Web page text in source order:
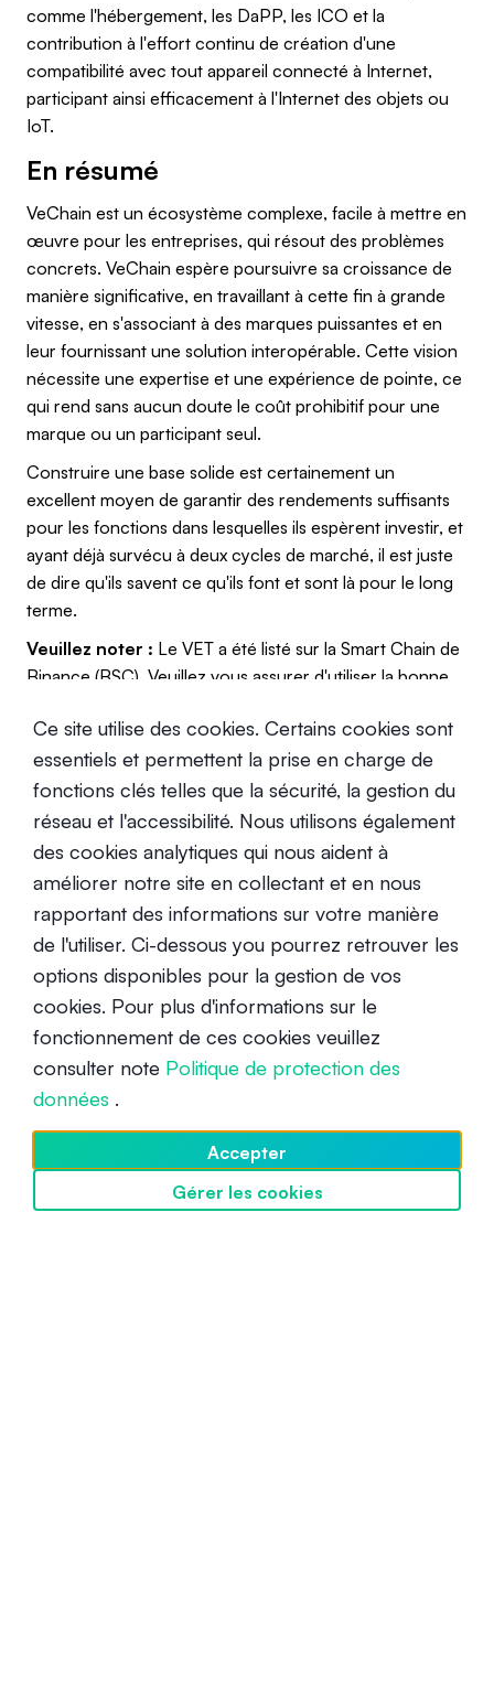
comme l'hébergement, les DaPP, les ICO et la
contribution à l'effort continu de création d'une
compatibilité avec tout appareil connecté à Internet,
participant ainsi efficacement à l'Internet des objets ou
IoT.
En résumé
VeChain est un écosystème complexe, facile à mettre en
œuvre pour les entreprises, qui résout des problèmes
concrets. VeChain espère poursuivre sa croissance de
manière significative, en travaillant à cette fin à grande
vitesse, en s'associant à des marques puissantes et en
leur fournissant une solution interopérable. Cette vision
nécessite une expertise et une expérience de pointe, ce
qui rend sans aucun doute le coût prohibitif pour une
marque ou un participant seul.
Construire une base solide est certainement un
excellent moyen de garantir des rendements suffisants
pour les fonctions dans lesquelles ils espèrent investir, et
ayant déjà survécu à deux cycles de marché, il est juste
de dire qu'ils savent ce qu'ils font et sont là pour le long
terme.
Veuillez noter : Le VET a été listé sur la Smart Chain de
Binance (BSC). Veuillez vous assurer d'utiliser la bonne
dans l'application SwissBorg.
BLOCKCHAIN
Ce site utilise des cookies. Certains cookies sont
essentiels et permettent la prise en charge de
fonctions clés telles que la sécurité, la gestion du
réseau et l'accessibilité. Nous utilisons également
des cookies analytiques qui nous aident à
améliorer notre site en collectant et en nous
rapportant des informations sur votre manière
de l'utiliser. Ci-dessous you pourrez retrouver les
options disponibles pour la gestion de vos
cookies. Pour plus d'informations sur le
fonctionnement de ces cookies veuillez
consulter note Politique de protection des
données .
Accepter
Gérer les cookies
Découvrir SwissBorg